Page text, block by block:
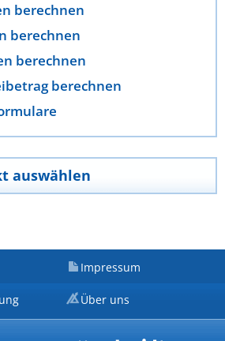
berechnen
berechnen
berechnen
berechnen
auswählen
Impressum
Über uns